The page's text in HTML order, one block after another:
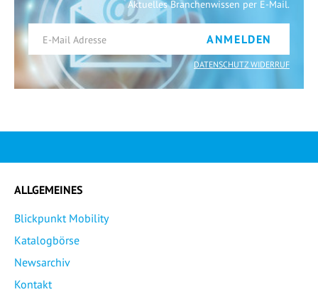
Aktuelles Branchenwissen per E-Mail.
ANMELDEN
DATENSCHUTZ WIDERRUF
ALLGEMEINES
Blickpunkt Mobility
Katalogbörse
Newsarchiv
Kontakt